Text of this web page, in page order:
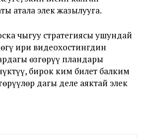
атала элек жазылууга.
чыгуу стратегиясы ушундай
ири видеохостингдин
өзгөрүү пландары
бирок ким билет балким
дагы деле аяктай элек